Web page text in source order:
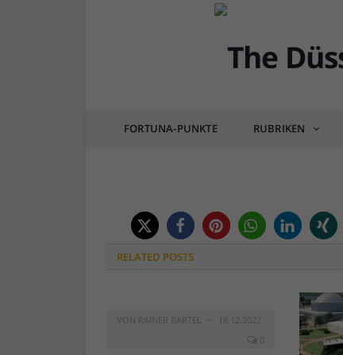
FORTUNA-PUNKTE RUBRIKEN
RELATED POSTS
VON RAINER BARTEL
16.12.2022
0